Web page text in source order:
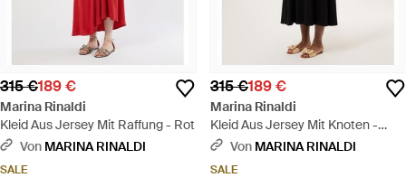
315 €189 €
Marina Rinaldi
Kleid Aus Jersey Mit Raffung - Rot
Von MARINA RINALDI
SALE
315 €189 €
Marina Rinaldi
Kleid Aus Jersey Mit Knoten -
Schwarz
Von MARINA RINALDI
SALE